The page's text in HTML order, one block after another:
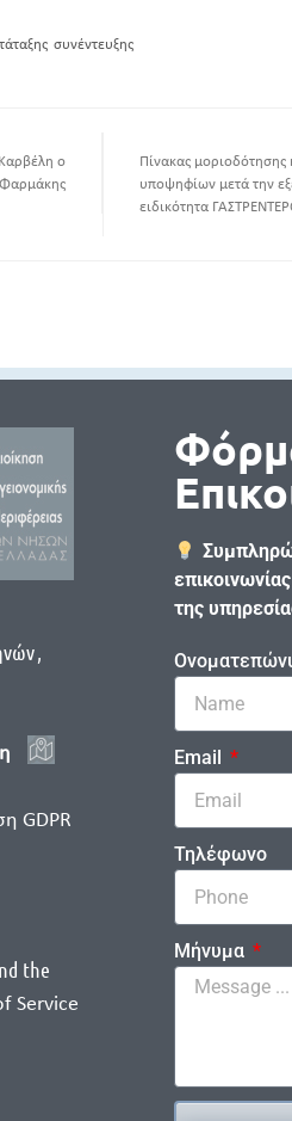
συνέντευξης
ο
Φαρμάκης
Πίνακας μοριοδότησης
υποψηφίων μετά την
ειδικότητα
,
GDPR
the
Service
της
Email
Τηλέφωνο
Μήνυμα